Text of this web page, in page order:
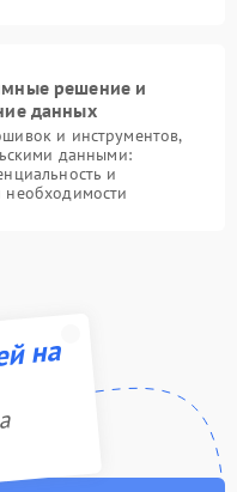
решение и
данных
и инструментов,
данными:
и
на